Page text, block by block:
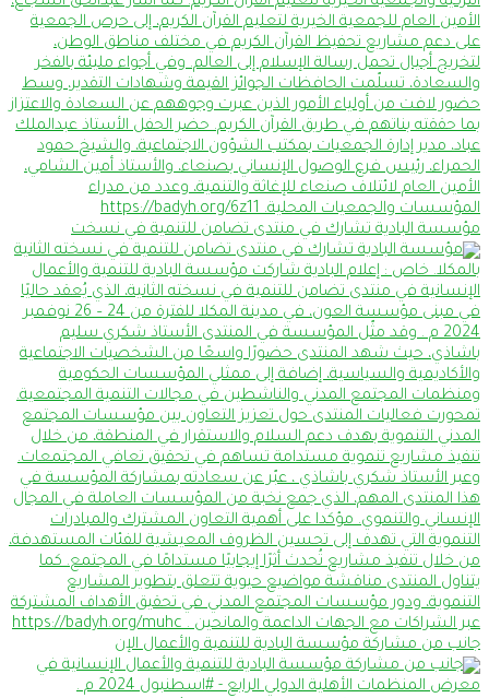
مؤسسة البادية تشارك في منتدى تضامن للتنمية في نسخت
جانب من مشاركة مؤسسة البادية للتنمية والأعمال الإن